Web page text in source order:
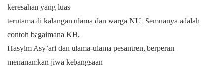
keresahan yang luas
terutama di kalangan ulama dan warga NU. Semuanya adalah
contoh bagaimana KH.
Hasyim Asy’ari dan ulama-ulama pesantren, berperan
menanamkan jiwa kebangsaan